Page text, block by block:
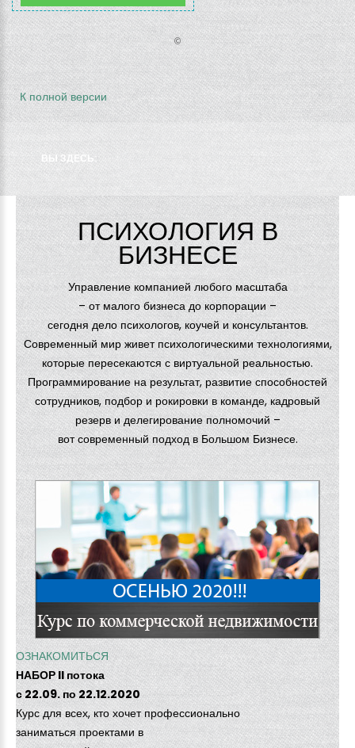
©
К полной версии
ВЫ ЗДЕСЬ:
ПСИХОЛОГИЯ В
БИЗНЕСЕ
Управление компанией любого масштаба
– от малого бизнеса до корпорации –
сегодня дело психологов, коучей и консультантов.
Современный мир живет психологическими технологиями,
которые пересекаются с виртуальной реальностью.
Программирование на результат, развитие способностей
сотрудников, подбор и рокировки в команде, кадровый
резерв и делегирование полномочий –
вот современный подход в Большом Бизнесе.
ОЗНАКОМИТЬСЯ
НАБОР II потока
с 22.09. по 22.12.2020
Курс для всех, кто хочет профессионально
заниматься проектами в